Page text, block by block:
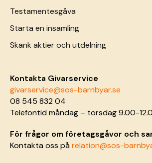
Testamentesgåva
Starta en insamling
Skänk aktier och utdelning
Kontakta Givarservice
givarservice@sos-barnbyar.se
08 545 832 04
Telefontid måndag – torsdag 9.00-
För frågor om företagsgåvor och
Kontakta oss pårelation@sos-